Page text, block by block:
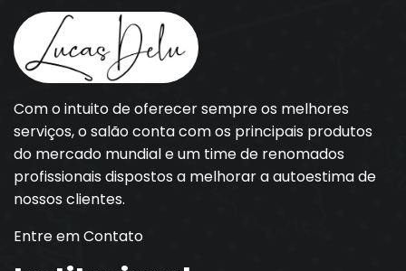
Com o intuito de oferecer sempre os melhores
serviços, o salão conta com os principais produtos
do mercado mundial e um time de renomados
profissionais dispostos a melhorar a autoestima de
nossos clientes.
Entre em Contato